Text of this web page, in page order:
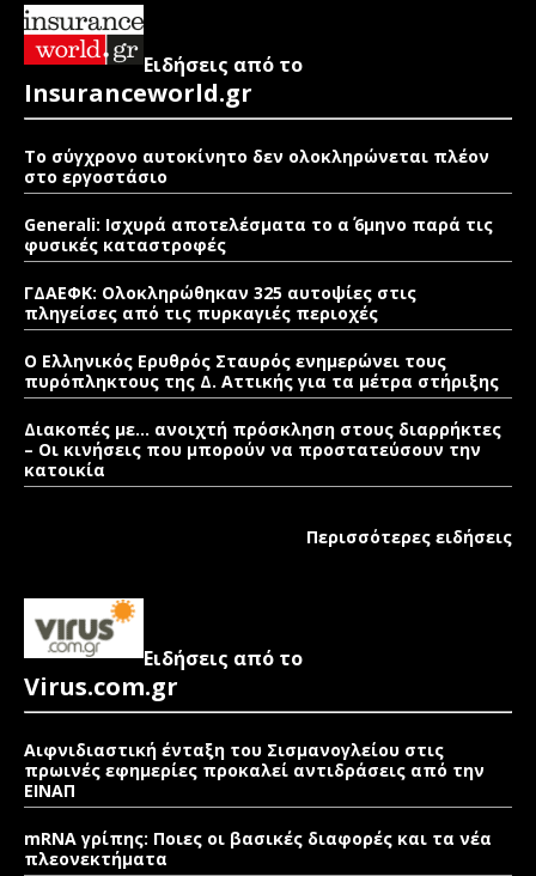
Ειδήσεις από το
Insuranceworld.gr
Το σύγχρονο αυτοκίνητο δεν ολοκληρώνεται πλέον
στο εργοστάσιο
Generali: Ισχυρά αποτελέσματα το α΄ 6μηνο παρά τις
φυσικές καταστροφές
ΓΔΑΕΦΚ: Ολοκληρώθηκαν 325 αυτοψίες στις
πληγείσες από τις πυρκαγιές περιοχές
Ο Ελληνικός Ερυθρός Σταυρός ενημερώνει τους
πυρόπληκτους της Δ. Αττικής για τα μέτρα στήριξης
Διακοπές με… ανοιχτή πρόσκληση στους διαρρήκτες
– Οι κινήσεις που μπορούν να προστατεύσουν την
κατοικία
Περισσότερες ειδήσεις
Ειδήσεις από το
Virus.com.gr
Αιφνιδιαστική ένταξη του Σισμανογλείου στις
πρωινές εφημερίες προκαλεί αντιδράσεις από την
ΕΙΝΑΠ
mRNA γρίπης: Ποιες οι βασικές διαφορές και τα νέα
πλεονεκτήματα